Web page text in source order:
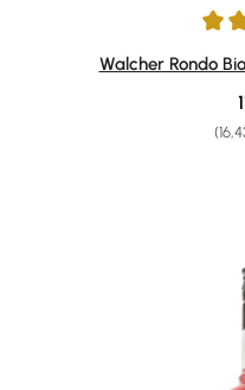
Durchschnittliche
Walcher Rondo